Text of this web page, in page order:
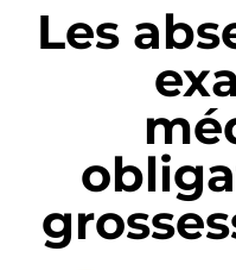
Les